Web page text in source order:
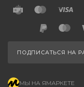
ПОДПИСАТЬСЯ НА
МЫ НА ЯМАРКЕТЕ